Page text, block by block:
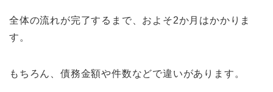
全体の流れが完了するまで、およそ2か月はかかりま
す。
もちろん、債務金額や件数などで違いがあります。